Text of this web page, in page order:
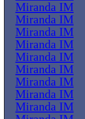
Miranda IM
Miranda IM
Miranda IM
Miranda IM
Miranda IM
Miranda IM
Miranda IM
Miranda IM
Miranda IM